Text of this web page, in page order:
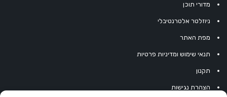
מדורי תוכן
ניוזלטר אלטרנטיבלי
מפת האתר
תנאי שימוש ומדיניות פרטיות
תקנון
הצהרת נגישות